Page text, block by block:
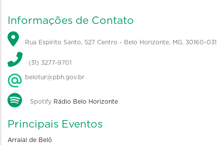
Informações de Contato
Rua Espírito Santo, 527 Centro - Belo Horizonte, MG, 30160-031
(31) 3277-9701
belotur@pbh.gov.br
Spotify Rádio Belo Horizonte
Principais Eventos
Arraial de Belô